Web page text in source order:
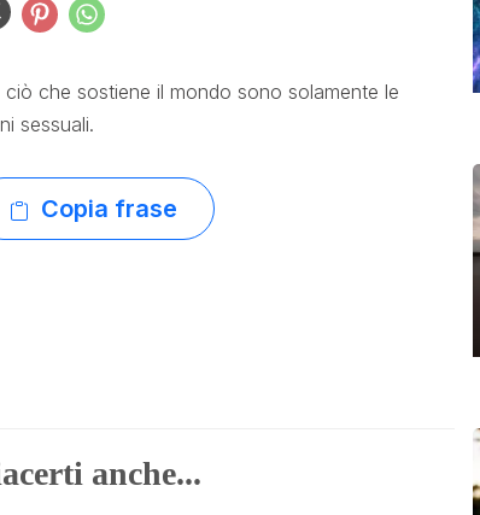
che sostiene il mondo sono solamente le
sessuali.
Copia frase
anche...